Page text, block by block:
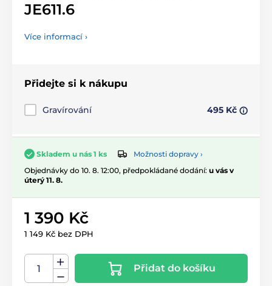
JE611.6
Více informací ›
Přidejte si k nákupu
Gravírování 495 Kč
Skladem u nás 1 ks
Možnosti dopravy ›
Objednávky do 10. 8. 12:00, předpokládané dodání: u vás v
úterý 11. 8.
1 390 Kč
1 149 Kč bez DPH
Přidat do košíku